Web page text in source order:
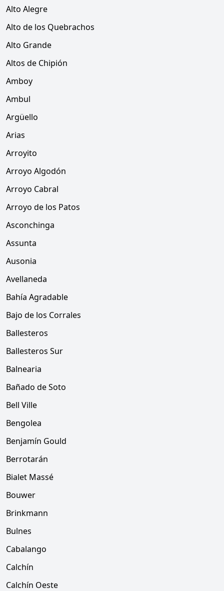
Alto Alegre
Alto de los Quebrachos
Alto Grande
Altos de Chipión
Amboy
Ambul
Argüello
Arias
Arroyito
Arroyo Algodón
Arroyo Cabral
Arroyo de los Patos
Asconchinga
Assunta
Ausonia
Avellaneda
Bahía Agradable
Bajo de los Corrales
Ballesteros
Ballesteros Sur
Balnearia
Bañado de Soto
Bell Ville
Bengolea
Benjamín Gould
Berrotarán
Bialet Massé
Bouwer
Brinkmann
Bulnes
Cabalango
Calchín
Calchín Oeste